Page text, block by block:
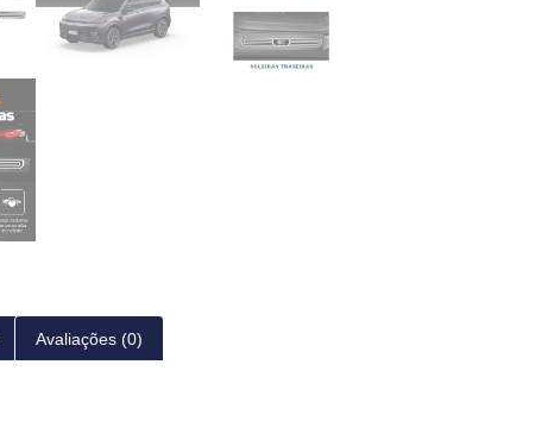
Avaliações (0)